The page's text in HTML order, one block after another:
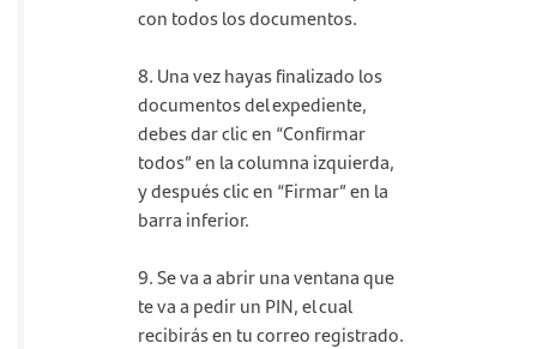
con todos los documentos.
8. Una vez hayas finalizado los
documentos del expediente,
debes dar clic en “Confirmar
todos” en la columna izquierda,
y después clic en “Firmar” en la
barra inferior.
9. Se va a abrir una ventana que
te va a pedir un PIN, el cual
recibirás en tu correo registrado.